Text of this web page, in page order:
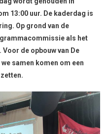
13:00 uur. De kaderdag is
Op grond van de
als het
de opbouw van De
samen komen om een